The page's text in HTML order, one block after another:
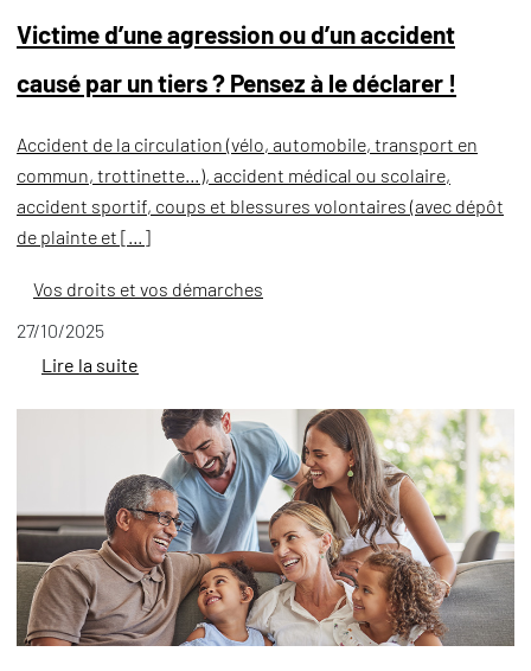
Victime d’une agression ou d’un accident
causé par un tiers ? Pensez à le déclarer !
Accident de la circulation (vélo, automobile, transport en
commun, trottinette…), accident médical ou scolaire,
accident sportif, coups et blessures volontaires (avec dépôt
de plainte et […]
Vos droits et vos démarches
27/10/2025
Lire la suite